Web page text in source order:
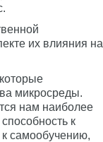
их влияния на
микросреды.
нам наиболее
к
самообучению,